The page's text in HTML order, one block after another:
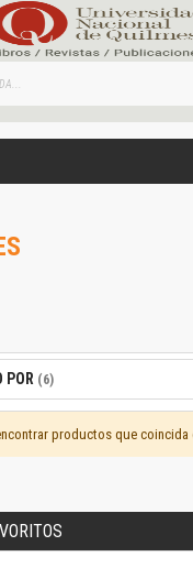
productos que coincida
POR